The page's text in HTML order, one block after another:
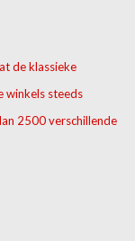
de klassieke
winkels steeds
2500 verschillende